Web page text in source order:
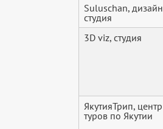
Suluschan, дизайн
студия
3D viz, студия
ЯкутияТрип, центр
туров по Якутии